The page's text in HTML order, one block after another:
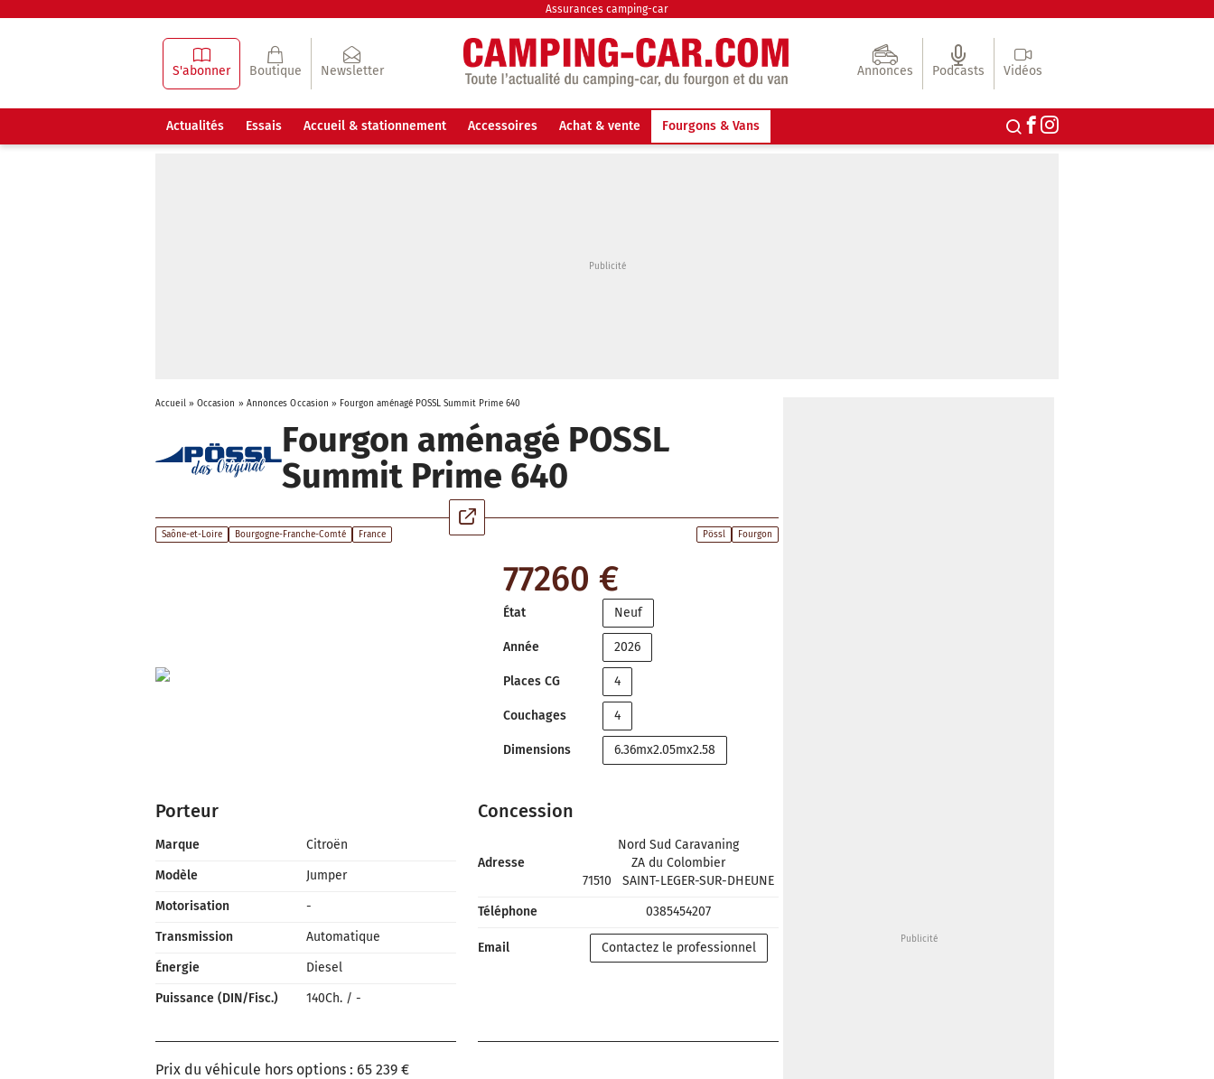
Assurances camping-car
S'abonner Boutique Newsletter Annonces Podcasts Vidéos
Actualités Essais Accueil & stationnement Accessoires Achat & vente Fourgons & Vans
Accueil» Occasion » Annonces Occasion » Fourgon aménagé POSSL Summit Prime 640
Fourgon aménagé POSSL
Summit Prime 640
Saône-et-Loire Bourgogne-Franche-Comté France Pössl Fourgon
77260 €
État Neuf
Année 2026
Places CG 4
Couchages 4
Dimensions 6.36mx2.05mx2.58
Porteur
Marque
Citroën
Modèle
Jumper
Motorisation
-
Transmission
Automatique
Énergie
Diesel
Puissance (DIN/Fisc.)
140Ch./ -
Concession
Adresse
Nord Sud Caravaning
ZA du Colombier
71510
SAINT-LEGER-SUR-DHEUNE
Téléphone
0385454207
Email Contactez le professionnel
Prix du véhicule hors options : 65 239 €